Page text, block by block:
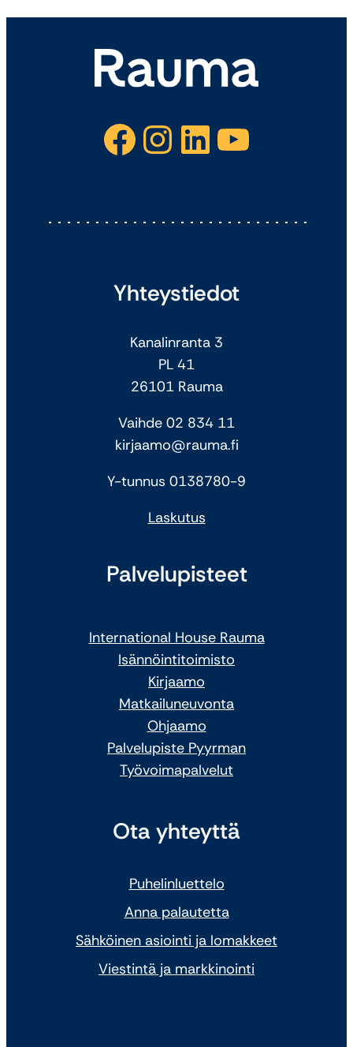
Facebook Instagram LinkedIn YouTube
Yhteystiedot
Kanalinranta 3
PL 41
26101 Rauma
Vaihde 02 834 11
kirjaamo@rauma.fi
Y-tunnus 0138780-9
Laskutus
Palvelupisteet
International House Rauma
Isännöintitoimisto
Kirjaamo
Matkailuneuvonta
Ohjaamo
Palvelupiste Pyyrman
Työvoimapalvelut
Ota yhteyttä
Puhelinluettelo
Anna palautetta
Sähköinen asiointi ja lomakkeet
Viestintä ja markkinointi